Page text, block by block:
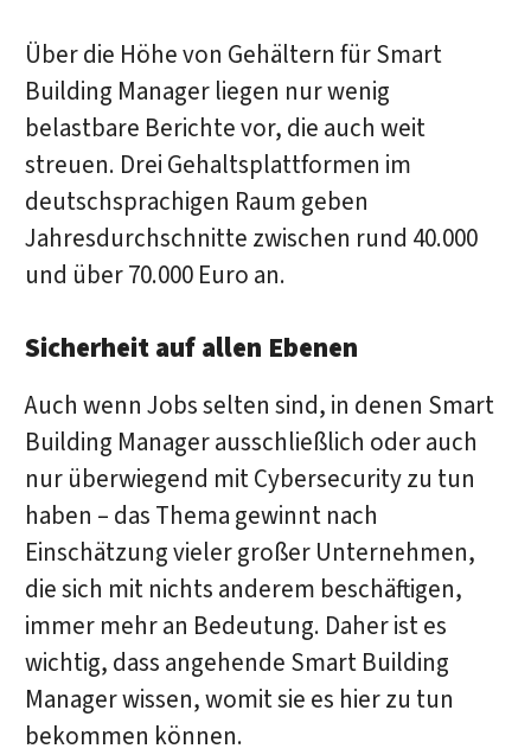
Über die Höhe von Gehältern für Smart
Building Manager liegen nur wenig
belastbare Berichte vor, die auch weit
streuen. Drei Gehaltsplattformen im
deutschsprachigen Raum geben
Jahresdurchschnitte zwischen rund 40.000
und über 70.000 Euro an.
Sicherheit auf allen Ebenen
Auch wenn Jobs selten sind, in denen Smart
Building Manager ausschließlich oder auch
nur überwiegend mit Cybersecurity zu tun
haben – das Thema gewinnt nach
Einschätzung vieler großer Unternehmen,
die sich mit nichts anderem beschäftigen,
immer mehr an Bedeutung. Daher ist es
wichtig, dass angehende Smart Building
Manager wissen, womit sie es hier zu tun
bekommen können.